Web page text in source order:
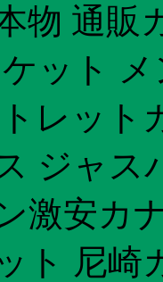
物 通販
ット
レット
ジャ
激安カ
ト 尼崎